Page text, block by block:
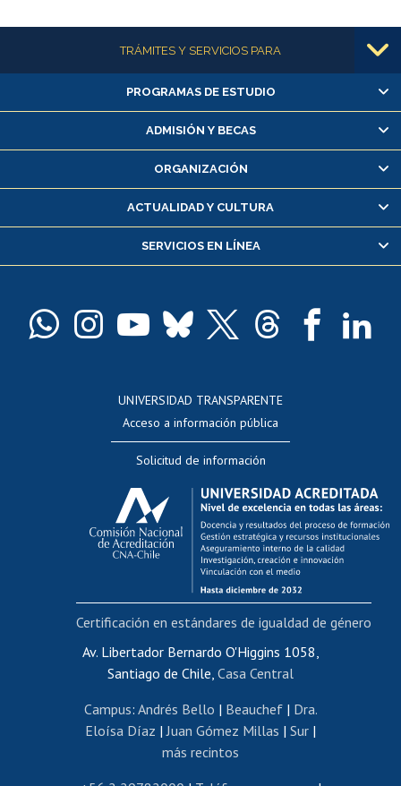
Más informaciónTRÁMITES Y SERVICIOS PARA
Alumnas/os y exalumnas/os
Matrícula en línea
Inscripción y cambio de asignaturas
Consulta y certificado de notas
Servicio médico y dental
Pago de arancel y crédito alumnos
Docentes
Evaluación docente
Calificación académica
Postulación al AUCAI
Funcionarias/os
Cursos internos de capacitación
Bienestar del personal
Portal de movilidad interna
Certificado de renta
Certificado de renta honorarios
Editar páginas blancas
Extranjeras/os
PROGRAMAS DE ESTUDIO
ADMISIÓN Y BECAS
ORGANIZACIÓN
ACTUALIDAD Y CULTURA
SERVICIOS EN LÍNEA
UNIVERSIDAD TRANSPARENTE
Acceso a información pública
Solicitud de información
Av. Libertador Bernardo O'Higgins 1058,
Santiago de Chile, Casa Central
Campus: Andrés Bello | Beauchef| Dra.
Eloísa Díaz |Juan Gómez Millas | Sur |
más recintos
Certificación en estándares de igualdad de género